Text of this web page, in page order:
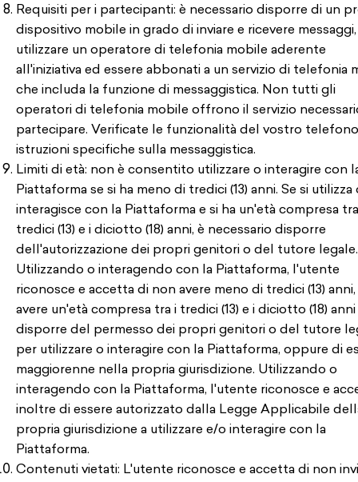
Requisiti per i partecipanti: è necessario disporre di un
dispositivo mobile in grado di inviare e ricevere messaggi,
utilizzare un operatore di telefonia mobile aderente
all'iniziativa ed essere abbonati a un servizio di telefonia
che includa la funzione di messaggistica. Non tutti gli
operatori di telefonia mobile offrono il servizio
partecipare. Verificate le funzionalità del vostro
istruzioni specifiche sulla messaggistica.
Limiti di età: non è consentito utilizzare o interagire con
Piattaforma se si ha meno di tredici (13) anni. Se si utilizza
interagisce con la Piattaforma e si ha un'età compresa
tredici (13) e i diciotto (18) anni, è necessario disporre
dell'autorizzazione dei propri genitori o del tutore legale.
Utilizzando o interagendo con la Piattaforma, l'utente
riconosce e accetta di non avere meno di tredici (13)
avere un'età compresa tra i tredici (13) e i diciotto (18)
disporre del permesso dei propri genitori o del tutore
per utilizzare o interagire con la Piattaforma, oppure di
maggiorenne nella propria giurisdizione. Utilizzando o
interagendo con la Piattaforma, l'utente riconosce e
inoltre di essere autorizzato dalla Legge Applicabile
propria giurisdizione a utilizzare e/o interagire con la
Piattaforma.
Contenuti vietati: L'utente riconosce e accetta di non